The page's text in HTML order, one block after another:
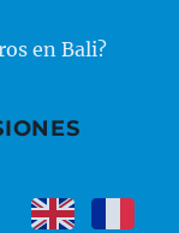
en Bali?